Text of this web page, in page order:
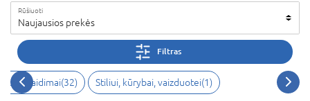
Kompanijos asortimente puikuojasi apie 8000
skirtingų prekių.
Rūšiuoti
Naujausios prekės
Filtras
Stalo žaidimai(32) Stiliui, kūrybai, vaizduotei(1)